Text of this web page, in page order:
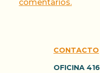
comentarios.
CONTACTO
OFICINA 416